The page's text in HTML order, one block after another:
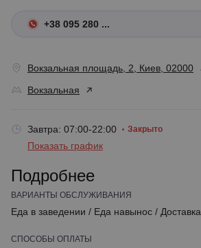
+38 095 280 ...
Вокзальная площадь, 2, Киев, 02000
Вокзальная
Завтра: 07:00-22:00 Закрыто
Показать график
Подробнее
ВАРИАНТЫ ОБСЛУЖИВАНИЯ
Еда в заведении / Еда навынос / Доставка
СПОСОБЫ ОПЛАТЫ